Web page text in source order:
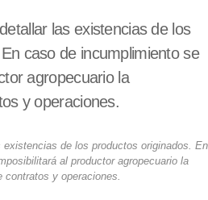
las existencias de los
caso de incumplimiento se
agropecuario la
y operaciones.
de los productos originados. En
al productor agropecuario la
contratos y operaciones.